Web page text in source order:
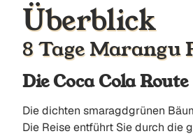
Überblick
8 Tage Marangu
Die Coca Cola Route
Die dichten smaragdgrünen
Die Reise entführt Sie durch die